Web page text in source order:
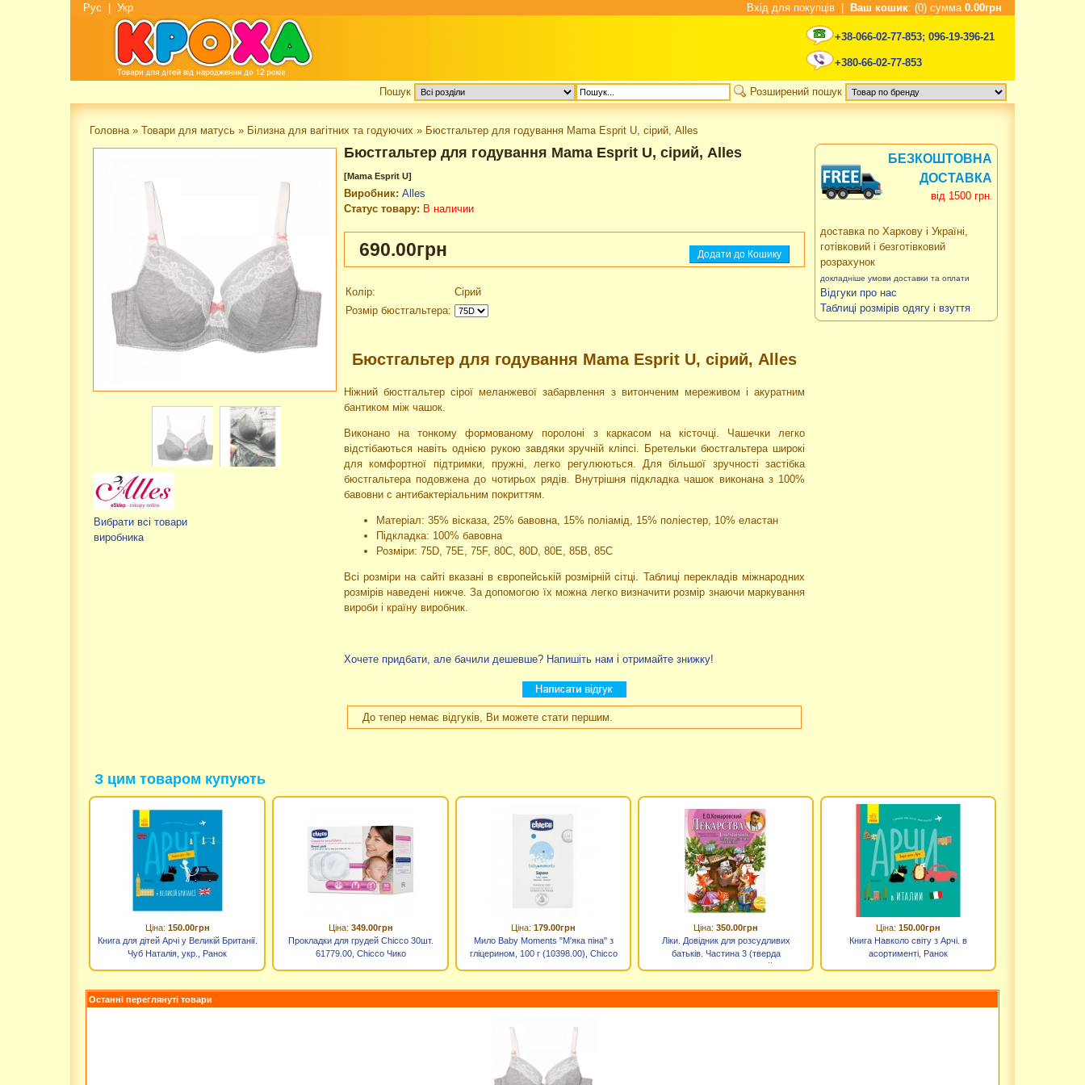
Рус Укр Вхід для покупців Ваш кошик: (0) сумма 0.00грн
+38-066-02-77-853; 096-19-396-21
+380-66-02-77-853
Пошук Розширений пошук
Головна» Товари для матусь » Білизна для вагітних та годуючих » Бюстгальтер для годування Mama Esprit U, сірий, Alles
Вибрати всі товари
виробника
Бюстгальтер для годування Mama Esprit U, сірий, Alles
[Mama Esprit U]
Виробник: Alles
Статус товару: В наличии
690.00грн
Колір:
Сірий
Розмір бюстгальтера:
Бюстгальтер для годування Mama Esprit U, сірий, Alles
Ніжний бюстгальтер сірої меланжевої забарвлення з витонченим мереживом і акуратним
бантиком між чашок.
Виконано на тонкому формованому поролоні з каркасом на кісточці. Чашечки легко
відстібаються навіть однією рукою завдяки зручній кліпсі. Бретельки бюстгальтера широкі
для комфортної підтримки, пружні, легко регулюються. Для більшої зручності застібка
бюстгальтера подовжена до чотирьох рядів. Внутрішня підкладка чашок виконана з 100%
бавовни c антибактеріальним покриттям.
Матеріал: 35% вісказа, 25% бавовна, 15% поліамід, 15% поліестер, 10% еластан
Підкладка: 100% бавовна
Розміри: 75D, 75E, 75F, 80C, 80D, 80E, 85B, 85C
Всі розміри на сайті вказані в європейській розмірній сітці. Таблиці перекладів міжнародних
розмірів наведені нижче. За допомогою їх можна легко визначити розмір знаючи маркування
вироби і країну виробник.
Хочете придбати, але бачили дешевше? Напишіть нам і отримайте знижку!
До тепер немає відгуків, Ви можете стати першим.
БЕЗКОШТОВНА
ДОСТАВКА
від 1500 грн
доставка по Харкову і Україні,
готівковий і безготівковий
розрахунок
докладніше умови доставки та оплати
Відгуки про нас
Таблиці розмірів одягу і взуття
З цим товаром купують
Ціна: 150.00грн
Книга для дітей Арчі у Великій Британії.
Чуб Наталія, укр., Ранок
Ціна: 349.00грн
Прокладки для грудей Chicco 30шт.
61779.00, Chicco Чико
Ціна: 179.00грн
Мило Baby Moments "М'яка піна" з
гліцерином, 100 г (10398.00), Chicco
Ціна: 350.00грн
Ліки. Довідник для розсудливих
батьків. Частина 3 (тверда
обкладинка), Комаровський Є.О.
Ціна: 150.00грн
Книга Навколо світу з Арчі. в
асортименті, Ранок
Останні переглянуті товари